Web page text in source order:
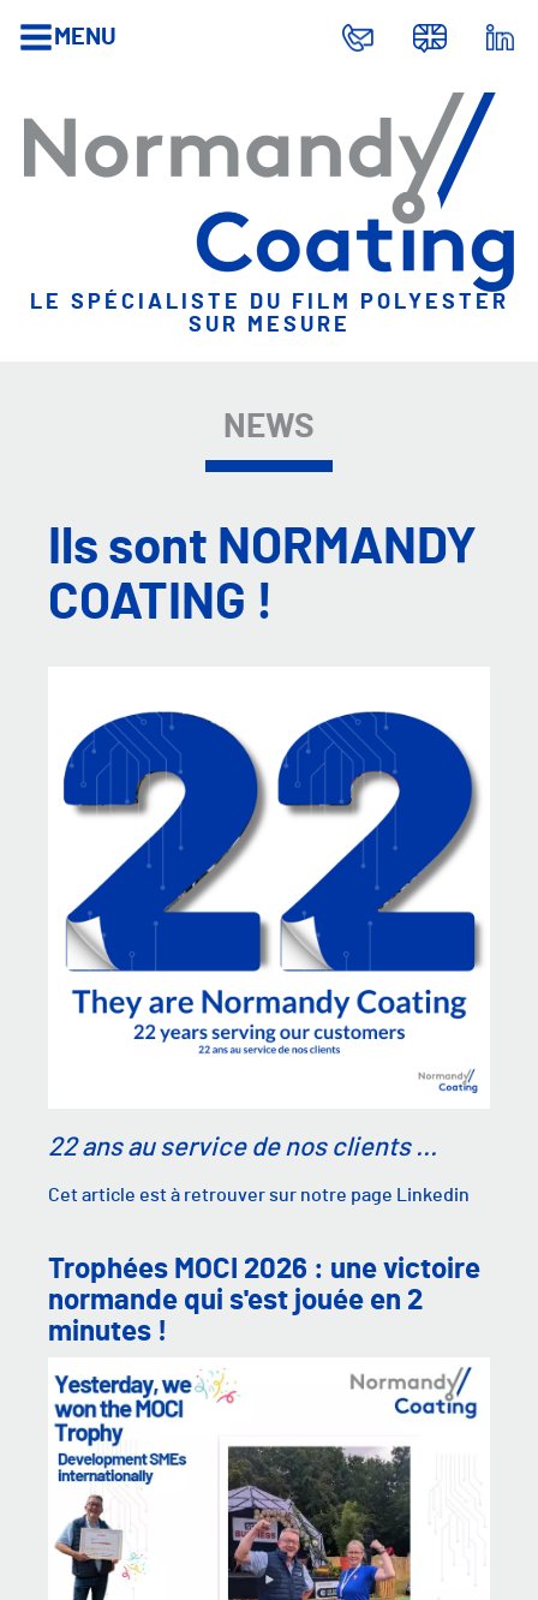
MENU
LE SPÉCIALISTE DU FILM POLYESTER
SUR MESURE
NEWS
Ils sont NORMANDY
COATING !
22 ans au service de nos clients ...
Cet article est à retrouver sur notre page Linkedin
Trophées MOCI 2026 : une victoire
normande qui s'est jouée en 2
minutes !